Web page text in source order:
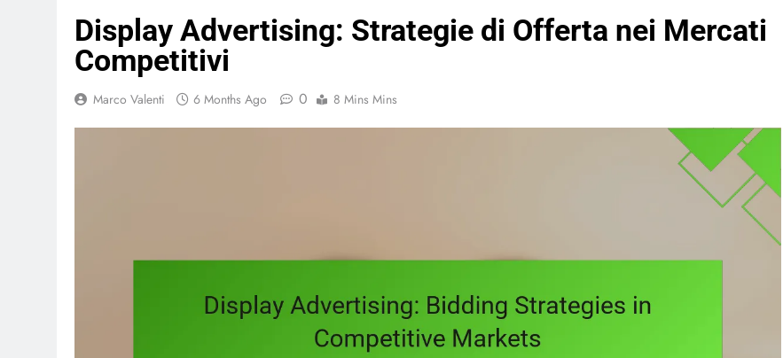
Display Advertising: Strategie di Offerta nei Mercati
Competitivi
Marco Valenti 6 Months Ago 0 8 Mins Mins